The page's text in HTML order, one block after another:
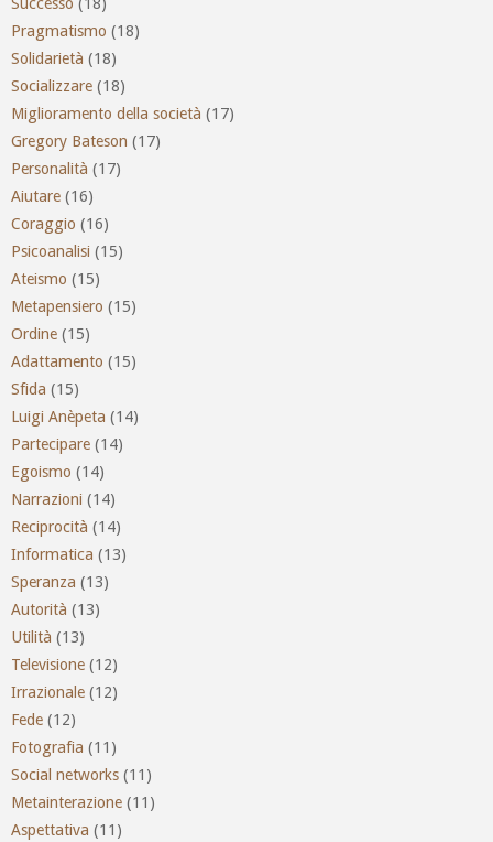
Pragmatismo (18)
Solidarietà (18)
Socializzare (18)
Miglioramento della società (17)
Gregory Bateson (17)
Personalità (17)
Aiutare (16)
Coraggio (16)
Psicoanalisi (15)
Ateismo (15)
Metapensiero (15)
Ordine (15)
Adattamento (15)
Sfida (15)
Luigi Anèpeta (14)
Partecipare (14)
Egoismo (14)
Narrazioni (14)
Reciprocità (14)
Informatica (13)
Speranza (13)
Autorità (13)
Utilità (13)
Televisione (12)
Irrazionale (12)
Fede (12)
Fotografia (11)
Social networks (11)
Metainterazione (11)
Aspettativa (11)